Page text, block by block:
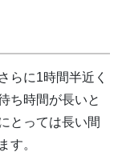
らに1時間半近く
ち時間が長いと
とっては長い間
す。